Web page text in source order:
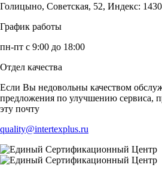
Голицыно, Советская, 52, Индекс:
График работы
пн-пт с 9:00 до 18:00
Отдел качества
Если Вы недовольны качеством
предложения по улучшению сервиса,
эту почту
quality@intertexplus.ru